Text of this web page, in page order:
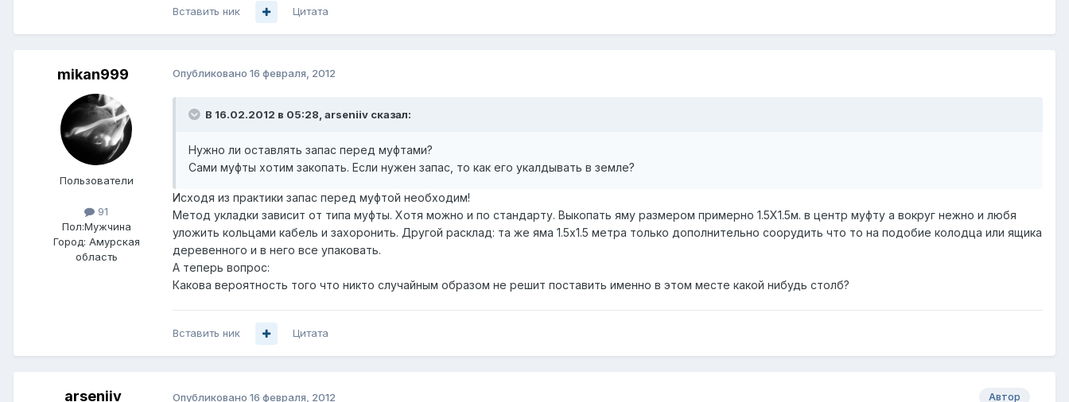
Вставить ник Цитата
mikan999
Пользователи
91
Пол:Мужчина
Город: Амурская
область
Опубликовано 16 февраля, 2012
В 16.02.2012 в 05:28, arseniiv сказал:
Нужно ли оставлять запас перед муфтами?
Сами муфты хотим закопать. Если нужен запас, то как его укалдывать в земле?
Исходя из практики запас перед муфтой необходим!
Метод укладки зависит от типа муфты. Хотя можно и по стандарту. Выкопать яму размером примерно 1.5Х1.5м. в центр муфту а вокруг нежно и любя
уложить кольцами кабель и захоронить. Другой расклад: та же яма 1.5х1.5 метра только дополнительно соорудить что то на подобие колодца или ящика
деревенного и в него все упаковать.
А теперь вопрос:
Какова вероятность того что никто случайным образом не решит поставить именно в этом месте какой нибудь столб?
Вставить ник Цитата
arseniiv Автор
Опубликовано 16 февраля, 2012